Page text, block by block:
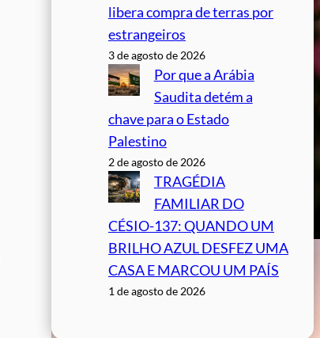
libera compra de terras por
estrangeiros
3 de agosto de 2026
Por que a Arábia
Saudita detém a
chave para o Estado
Palestino
2 de agosto de 2026
TRAGÉDIA
FAMILIAR DO
CÉSIO-137: QUANDO UM
BRILHO AZUL DESFEZ UMA
CASA E MARCOU UM PAÍS
1 de agosto de 2026